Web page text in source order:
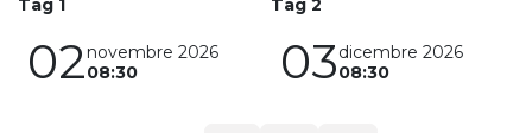
Tag 1
02novembre 2026
08:30
Tag 2
03dicembre 2026
08:30